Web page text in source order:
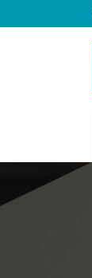
ン
プ
ビ
動